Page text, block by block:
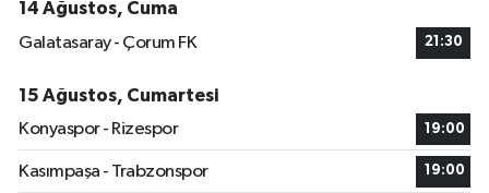
14 Ağustos, Cuma
Galatasaray - Çorum FK
21:30
15 Ağustos, Cumartesi
Konyaspor - Rizespor
19:00
Kasımpaşa - Trabzonspor 19:00